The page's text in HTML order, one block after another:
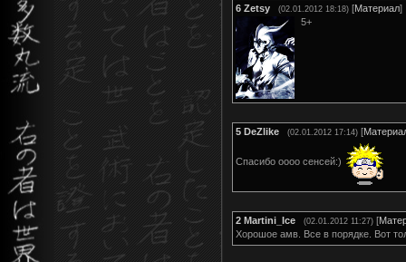
6 Zetsy (02.01.2012 18:18) [Материал]
5+
5 DeZlike (02.01.2012 17:14) [
Спасибо оооо сенсей:)
2 Martini_Ice (02.01.2012 11:27) [
Хорошое амв. Все в порядке. Вот